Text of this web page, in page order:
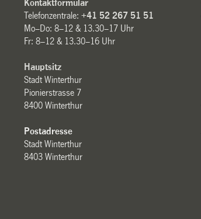
Kontaktformular
Telefonzentrale:+41 52 267 51 51
Mo–Do: 8–12 & 13.30–17 Uhr
Fr: 8–12 & 13.30–16 Uhr
Hauptsitz
Stadt Winterthur
Pionierstrasse 7
8400 Winterthur
Postadresse
Stadt Winterthur
8403 Winterthur